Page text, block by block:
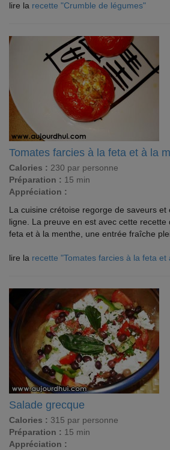
lire la recette "Crumble de légumes"
Tomates farcies à la feta et à la
Calories : 230 par personne
Préparation : 15 min
Appréciation :
La cuisine crétoise regorge de saveurs et
ligne. La preuve en est avec cette recette
feta et à la menthe, une entrée fraîche
lire la recette "Tomates farcies à la feta et
Salade grecque
Calories : 315 par personne
Préparation : 15 min
Appréciation :